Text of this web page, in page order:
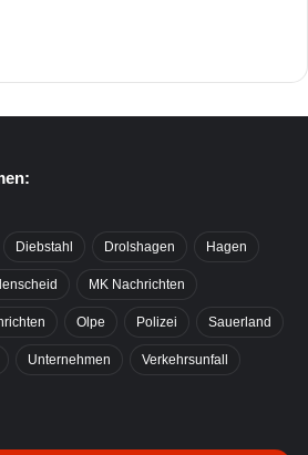
Diebstahl Drolshagen Hagen
MK Nachrichten
Olpe Polizei Sauerland
Unternehmen Verkehrsunfall